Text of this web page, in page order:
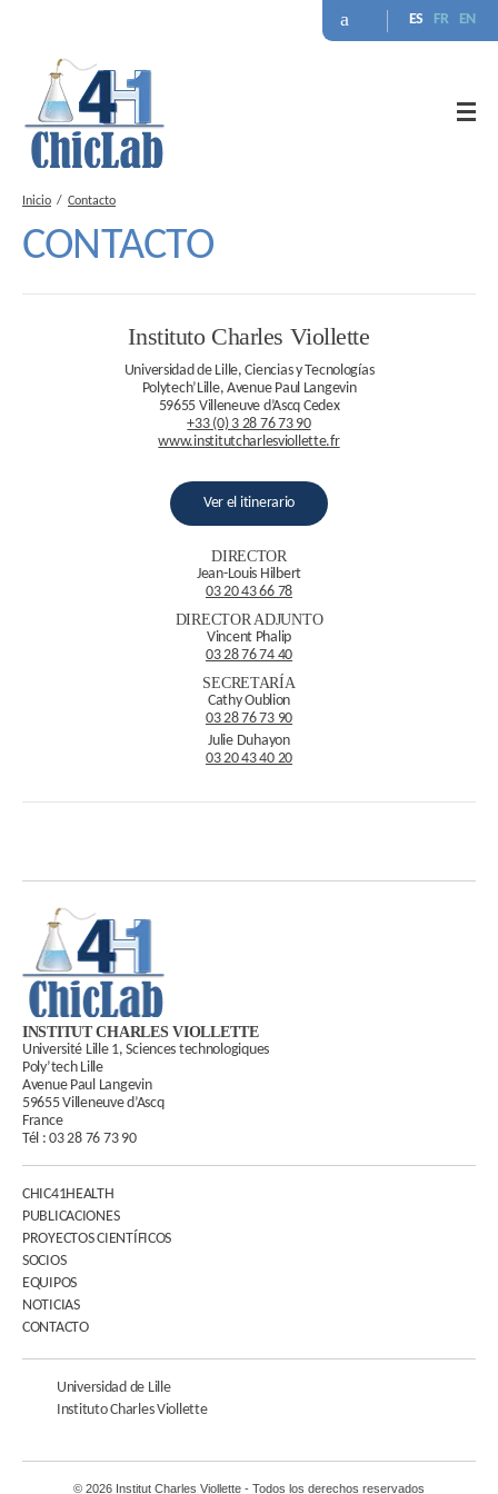
ES FR EN
Inicio Contacto
CONTACTO
Instituto Charles Viollette
Universidad de Lille, Ciencias y Tecnologías
Polytech’Lille, Avenue Paul Langevin
59655 Villeneuve d’Ascq Cedex
+33 (0) 3 28 76 73 90
www.institutcharlesviollette.fr
Ver el itinerario
DIRECTOR
Jean-Louis Hilbert
03 20 43 66 78
DIRECTOR ADJUNTO
Vincent Phalip
03 28 76 74‬‬‬ 40
SECRETARÍA
Cathy Oublion
03 28 76 73 90
Julie Duhayon
03 20 43 40 20
INSTITUT CHARLES VIOLLETTE
Université Lille 1, Sciences technologiques
Poly’tech Lille
Avenue Paul Langevin
59655 Villeneuve d’Ascq
France
Tél :03 28 76 73 90
CHIC41HEALTH
PUBLICACIONES
PROYECTOS CIENTÍFICOS
SOCIOS
EQUIPOS
NOTICIAS
CONTACTO
Universidad de Lille
Instituto Charles Viollette
© 2026 Institut Charles Viollette - Todos los derechos reservados